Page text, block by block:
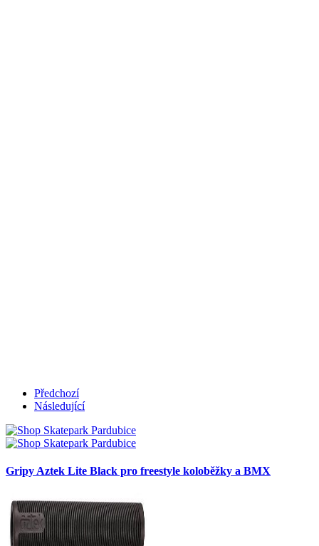
Předchozí
Následující
Gripy Aztek Lite Black pro freestyle koloběžky a BMX